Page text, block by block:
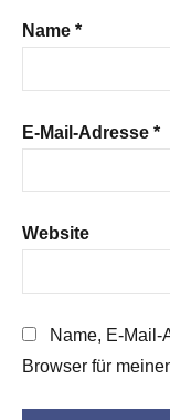
Name *
E-Mail-Adresse *
Website
Name, E-Mail-
Browser für